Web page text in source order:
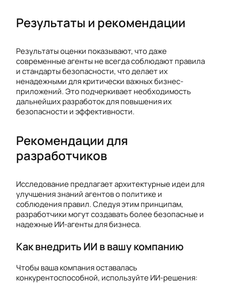
Результаты и рекомендации
Результаты оценки показывают, что даже
современные агенты не всегда соблюдают правила
и стандарты безопасности, что делает их
ненадежными для критически важных бизнес-
приложений. Это подчеркивает необходимость
дальнейших разработок для повышения их
безопасности и эффективности.
Рекомендации для
разработчиков
Исследование предлагает архитектурные идеи для
улучшения знаний агентов о политике и
соблюдения правил. Следуя этим принципам,
разработчики могут создавать более безопасные и
надежные ИИ-агенты для бизнеса.
Как внедрить ИИ в вашу компанию
Чтобы ваша компания оставалась
конкурентоспособной, используйте ИИ-решения: